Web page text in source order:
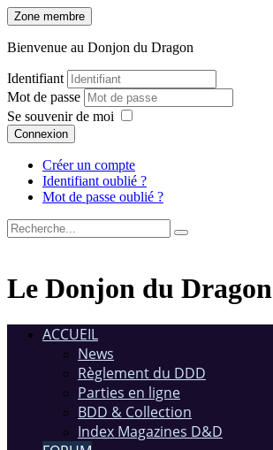
Zone membre
Bienvenue au Donjon du Dragon
Identifiant
Mot de passe
Se souvenir de moi
Connexion
Créer un compte
Identifiant oublié ?
Mot de passe oublié ?
Le Donjon du Dragon
ACCUEIL
News
Règlement du DDD
Parties en ligne
BDD & Collection
Index Magazines D&D